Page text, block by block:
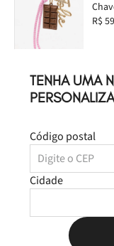
TENHA UMA
Código postal
Cidade
R$
Leve os3produtospor
R$ 379,97
Produtos Sugeridos